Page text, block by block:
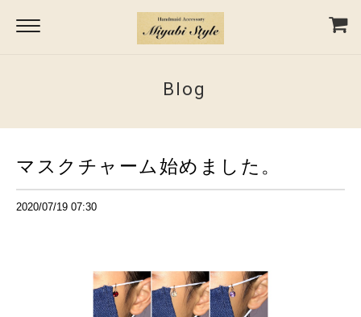
Blog
マスクチャーム始めました。
2020/07/19 07:30